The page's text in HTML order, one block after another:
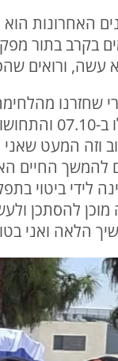
האחרונות הוא
בקרב בתור
עשה, ורואים
שחזרנו
מהסיפור
וזה המעט שאני
להמשך החיים
לידי ביטוי
מוכן להסתכן
הלאה ואני